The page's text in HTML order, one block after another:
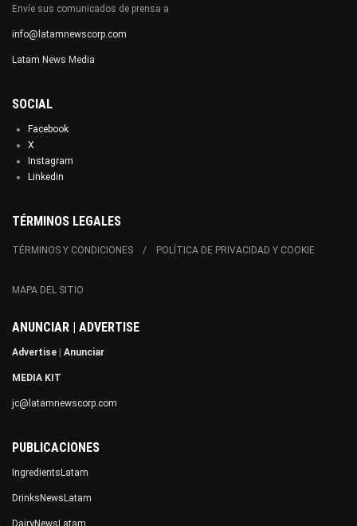
Envíe sus comunicados de prensa a
info@latamnewscorp.com
Latam News Media
SOCIAL
Facebook
X
Instagram
Linkedin
TÉRMINOS LEGALES
TÉRMINOS Y CONDICIONES POLÍTICA DE PRIVACIDAD Y COOKIE
MAPA DEL SITIO
ANUNCIAR | ADVERTISE
Advertise Anunciar
MEDIA KIT
jc@latamnewscorp.com
PUBLICACIONES
IngredientsLatam
DrinksNewsLatam